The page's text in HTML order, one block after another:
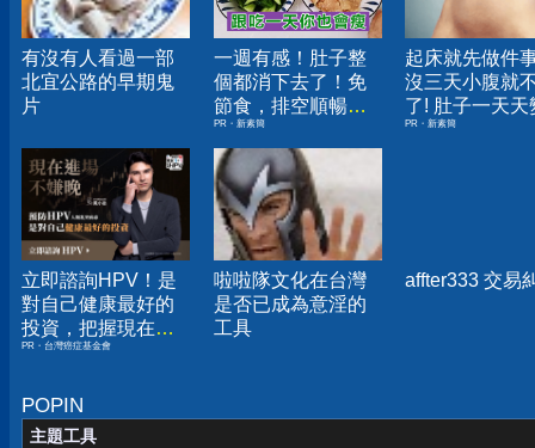
有沒有人看過一部
北宜公路的早期鬼
片
一週有感！肚子整
個都消下去了！免
節食，排空順暢就
夠
PR・新素簡
起床就先做件
沒三天小腹就
了! 肚子一天天
小！
PR・新素簡
立即諮詢HPV！是
對自己健康最好的
投資，把握現在不
嫌晚！
PR・台灣癌症基金會
啦啦隊文化在台灣
是否已成為意淫的
工具
affter333 交易
POPIN
主題工具